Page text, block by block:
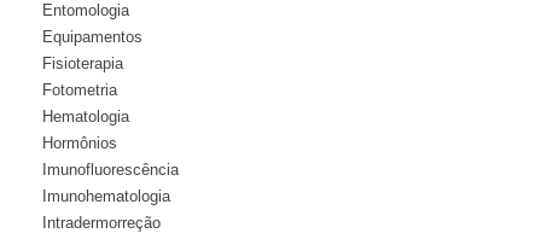
Entomologia
Equipamentos
Fisioterapia
Fotometria
Hematologia
Hormônios
Imunofluorescência
Imunohematologia
Intradermorreção